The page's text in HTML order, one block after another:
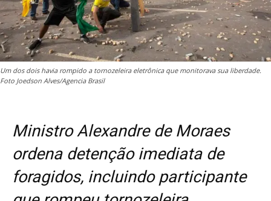
Um dos dois havia rompido a tornozeleira eletrônica que monitorava sua liberdade.
Foto Joedson Alves/Agencia Brasil
Ministro Alexandre de Moraes
ordena detenção imediata de
foragidos, incluindo participante